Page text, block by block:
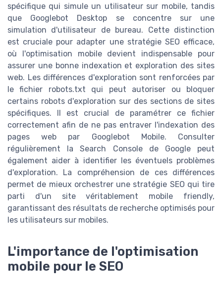
spécifique qui simule un utilisateur sur mobile, tandis
que Googlebot Desktop se concentre sur une
simulation d'utilisateur de bureau. Cette distinction
est cruciale pour adapter une stratégie SEO efficace,
où l'optimisation mobile devient indispensable pour
assurer une bonne indexation et exploration des sites
web. Les différences d'exploration sont renforcées par
le fichier robots.txt qui peut autoriser ou bloquer
certains robots d'exploration sur des sections de sites
spécifiques. Il est crucial de paramétrer ce fichier
correctement afin de ne pas entraver l'indexation des
pages web par Googlebot Mobile. Consulter
régulièrement la Search Console de Google peut
également aider à identifier les éventuels problèmes
d'exploration. La compréhension de ces différences
permet de mieux orchestrer une stratégie SEO qui tire
parti d'un site véritablement mobile friendly,
garantissant des résultats de recherche optimisés pour
les utilisateurs sur mobiles.
L'importance de l'optimisation
mobile pour le SEO